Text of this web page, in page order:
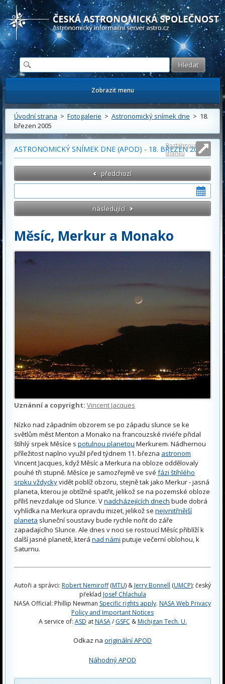
Česká astronomická společnost - Informační astronomický server
Zobrazit menu
Úvodní strana > Fotogalerie > Astronomický snímek dne > 18.
březen 2005
ASTRONOMICKÝ SNÍMEK DNE (APOD) - 18. BŘEZEN 2005
Roztáhnout
stránku
předchozí
následující
Měsíc, Merkur a Monako
Uznánní a copyright: Vincent Jacques
Nízko nad západním obzorem se po západu slunce se ke
světlům měst Menton a Monako na francouzské riviéře přidal
štíhlý srpek Měsíce s potulnou planetou Merkurem. Nádhernou
příležitost naplno využil před týdnem 11. března astronom
Vincent Jacques, když Měsíc a Merkura na obloze oddělovaly
pouhé tři stupně. Měsíce je samozřejmě ve své fázi štíhlého
srpku vždyckyvidět poblíž obzoru, stejně tak jako Merkur - jasná
planeta, kterou je obtížné spatřit, jelikož se na pozemské obloze
příliš nevzdaluje od Slunce. Vnadcházejících dnech bude dobrá
vyhlídka na Merkura opravdu mizet, jelikož se nejvnitřnější
planeta sluneční soustavy bude rychle nořit do záře
zapadajícího Slunce. Ale dnes v noci se rostoucí Měsíc přiblíží k
další jasné planetě, která nad námi putuje večerní oblohou, k
Saturnu.
Autoři a správci: Robert Nemiroff(MTU) &Jerry Bonnell (UMCP); český
překlad Josef Chlachula
NASA Official: Phillip Newman Specific rights apply. NASA Web Privacy
Policy and Important Notices
A service of: ASD atNASA/ GSFC &Michigan Tech. U.
Odkaz na originální APOD
Náhodný APOD